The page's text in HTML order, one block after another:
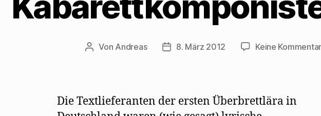
Beitragsautor
Von Andreas Beitragsdatum
8. März 2012 Keine
Die Textlieferanten der ersten Überbrettlära in